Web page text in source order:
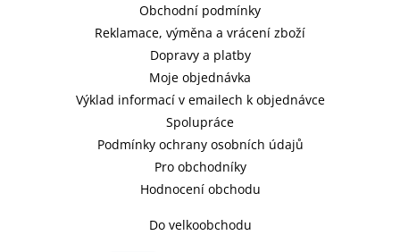
Obchodní podmínky
Reklamace, výměna a vrácení zboží
Dopravy a platby
Moje objednávka
Výklad informací v emailech k objednávce
Spolupráce
Podmínky ochrany osobních údajů
Pro obchodníky
Hodnocení obchodu
Do velkoobchodu